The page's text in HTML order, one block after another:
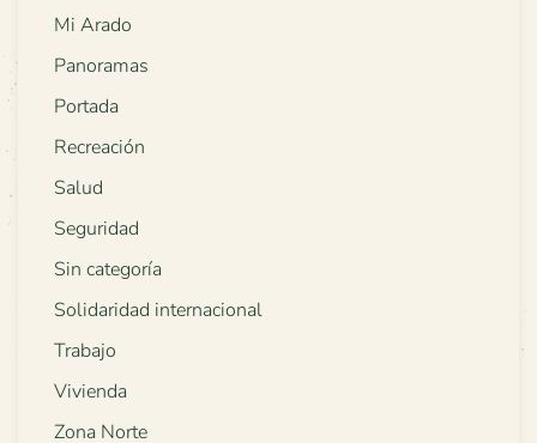
Mi Arado
Panoramas
Portada
Recreación
Salud
Seguridad
Sin categoría
Solidaridad internacional
Trabajo
Vivienda
Zona Norte